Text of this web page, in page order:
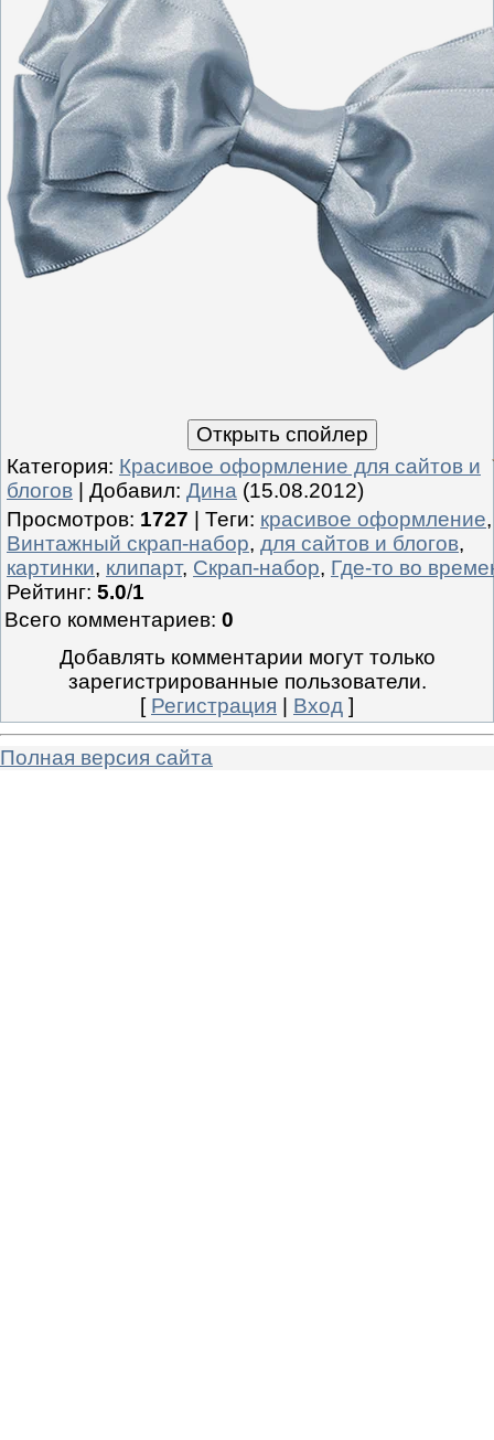
Категория: Красивое оформление для сайтов и
блогов
Добавил: Дина (15.08.2012)
Просмотров: 1727 Теги: красивое оформление,
Винтажный скрап-набор, для сайтов и блогов,
картинки, клипарт, Скрап-набор, Где-то во
Рейтинг: 5.0/1
Всего комментариев: 0
Добавлять комментарии могут только
зарегистрированные пользователи.
[ Регистрация Вход ]
Полная версия сайта